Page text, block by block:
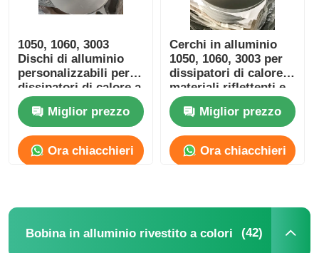
1050, 1060, 3003
Dischi di alluminio
personalizzabili per
dissipatori di calore a
LED, substrati
riflettenti e gestione
termica.
Miglior prezzo
Ora chiacchieri
Cerchi in alluminio
1050, 1060, 3003 per
dissipatori di calore,
materiali riflettenti e
utensili da cucina
Miglior prezzo
Ora chiacchieri
Bobina in alluminio rivestito a colori (42)